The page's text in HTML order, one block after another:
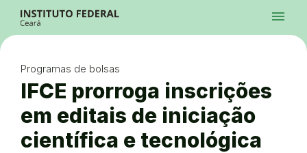
Ir para a busca
Ir para o menu principal
Ir para o conteúdo
Alto Contraste
Login da Área Administrativa
Acessibilidade
menu
InstagramTwitter/XFacebook
Programas de bolsas
IFCE prorroga inscrições
em editais de iniciação
científica e tecnológica